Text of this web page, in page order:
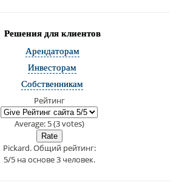
Решения для клиентов
Арендаторам
Инвесторам
Собственникам
Рейтинг
Average:5(3votes)
Pickard. Общий рейтинг:
5/5на основе3человек.